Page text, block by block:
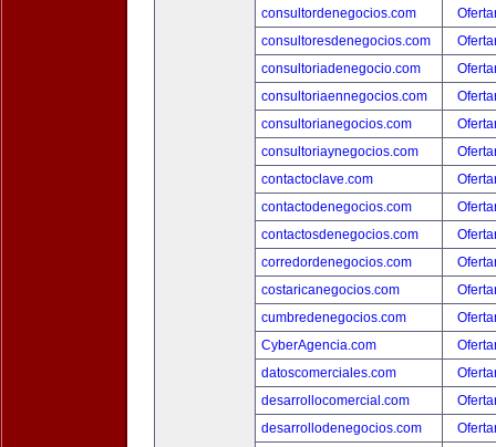
consultordenegocios.com
consultoresdenegocios.com
consultoriadenegocio.com
consultoriaennegocios.com
consultorianegocios.com
consultoriaynegocios.com
contactoclave.com
contactodenegocios.com
contactosdenegocios.com
corredordenegocios.com
costaricanegocios.com
cumbredenegocios.com
CyberAgencia.com
datoscomerciales.com
desarrollocomercial.com
desarrollodenegocios.com